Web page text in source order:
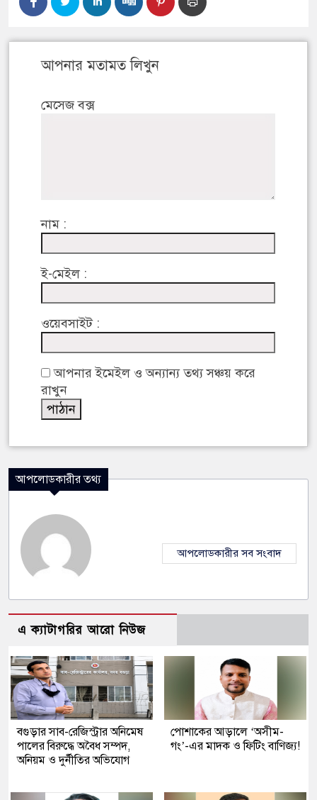
আপনার মতামত লিখুন
মেসেজ বক্স
নাম :
ই-মেইল :
ওয়েবসাইট :
আপনার ইমেইল ও অন্যান্য তথ্য সঞ্চয় করে
রাখুন
আপলোডকারীর তথ্য
আপলোডকারীর সব সংবাদ
এ ক্যাটাগরির আরো নিউজ
বগুড়ার সাব-রেজিস্ট্রার অনিমেষ
পালের বিরুদ্ধে অবৈধ সম্পদ,
অনিয়ম ও দুর্নীতির অভিযোগ
পোশাকের আড়ালে ‘অসীম-
গং’-এর মাদক ও ফিটিং বাণিজ্য!